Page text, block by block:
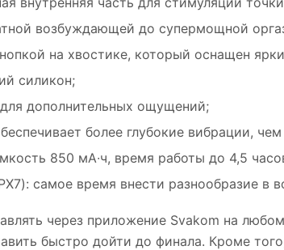
возбуждающей до супермощной
на хвостике, который оснащен
силикон;
дополнительных ощущений;
более глубокие вибрации,
850 мА∙ч, время работы до 4,5
самое время внести разнообразие в
через приложение Svakom на
быстро дойти до финала. Кроме